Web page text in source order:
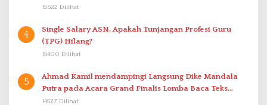
15622 Dilihat
4
Single Salary ASN, Apakah Tunjangan Profesi Guru
(TPG) Hilang?
15400 Dilihat
5
Ahmad Kamil mendampingi Langsung Dike Mandala
Putra pada Acara Grand Finalis Lomba Baca Teks
Proklamasi Mirip Bung Karno di Bali
14527 Dilihat